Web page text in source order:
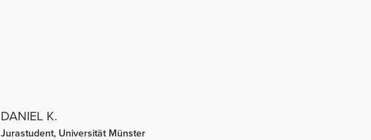
DANIEL K.
Jurastudent, Universität Münster